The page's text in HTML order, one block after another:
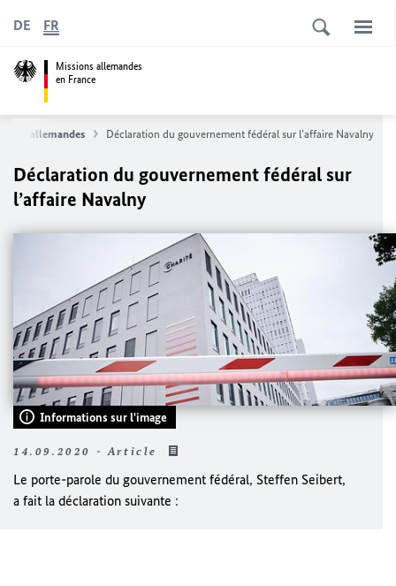
Missions allemandes
en France
DE FR
allemandes Déclaration du gouvernement fédéral sur l’affaire Navalny
Déclaration du gouvernement fédéral sur
l’affaire Navalny
Informations sur l'image
14.09.2020 - Article
Le porte-parole du gouvernement fédéral, Steffen Seibert,
a fait la déclaration suivante :